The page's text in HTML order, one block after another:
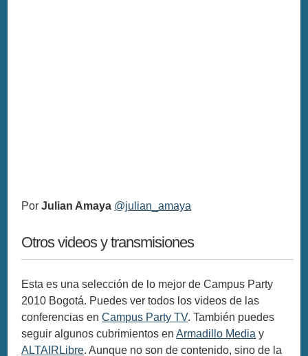
PorJulian Amaya @julian_amaya
Otros videos y transmisiones
Esta es una selección de lo mejor de Campus Party
2010 Bogotá. Puedes ver todos los videos de las
conferencias enCampus Party TV. También puedes
seguir algunos cubrimientos enArmadillo Media y
ALTAIRLibre. Aunque no son de contenido, sino de la